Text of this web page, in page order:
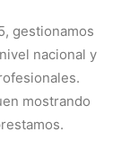
gestionamos
nacional y
mostrando